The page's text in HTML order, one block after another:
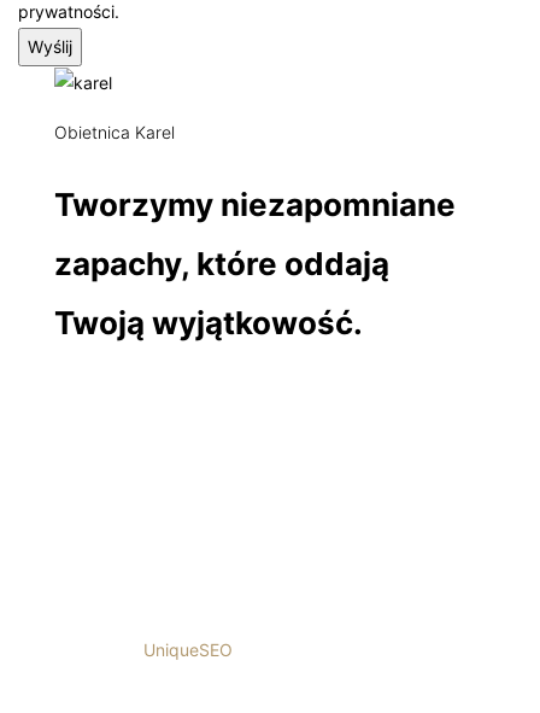
prywatności.
Wyślij
Obietnica Karel
Tworzymy niezapomniane
zapachy, które oddają
Twoją wyjątkowość.
UniqueSEO